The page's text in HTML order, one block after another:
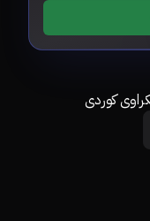
کوردی